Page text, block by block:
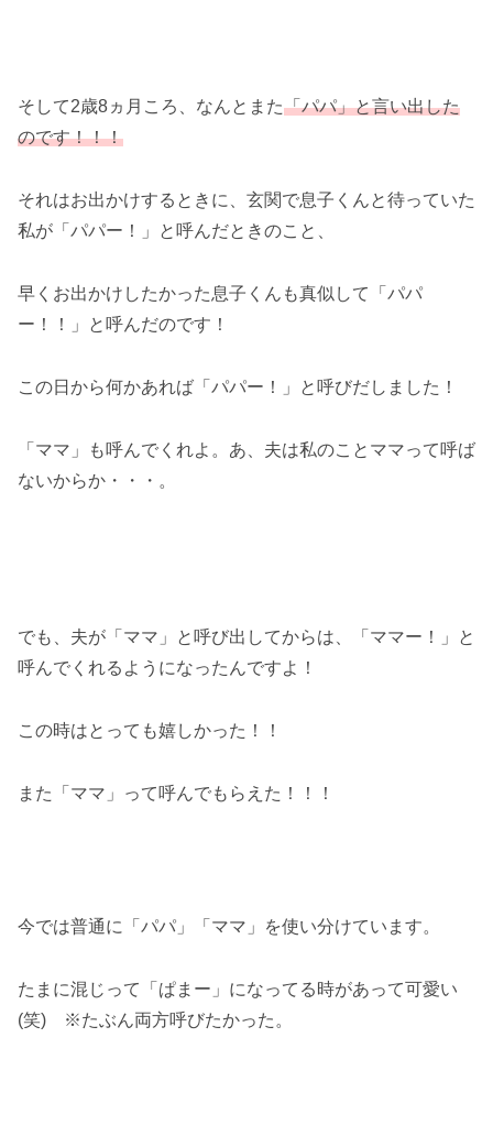
そして2歳8ヵ月ころ、なんとまた「パパ」と言い出した
のです！！！
それはお出かけするときに、玄関で息子くんと待っていた
私が「パパー！」と呼んだときのこと、
早くお出かけしたかった息子くんも真似して「パパ
ー！！」と呼んだのです！
この日から何かあれば「パパー！」と呼びだしました！
「ママ」も呼んでくれよ。あ、夫は私のことママって呼ば
ないからか・・・。
でも、夫が「ママ」と呼び出してからは、「ママー！」と
呼んでくれるようになったんですよ！
この時はとっても嬉しかった！！
また「ママ」って呼んでもらえた！！！
今では普通に「パパ」「ママ」を使い分けています。
たまに混じって「ぱまー」になってる時があって可愛い
(笑) ※たぶん両方呼びたかった。